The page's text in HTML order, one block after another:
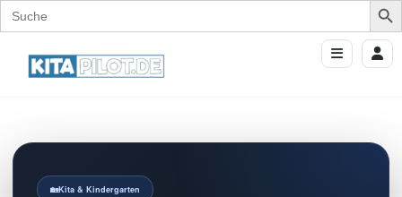
Search
for:
Kita & Kindergarten